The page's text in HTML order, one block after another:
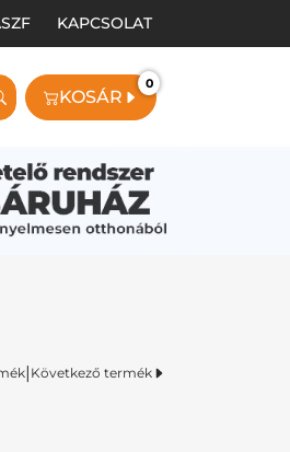
KAPCSOLAT
KOSÁR
0
| Következő termék